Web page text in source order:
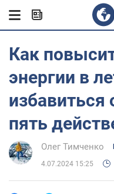
Как
энергии в
избавиться
пять
Олег Тимченко
4.07.2024 15:25